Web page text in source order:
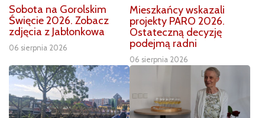
Sobota na Gorolskim
Święcie 2026. Zobacz
zdjęcia z Jabłonkowa
06 sierpnia 2026
Mieszkańcy wskazali
projekty PARO 2026.
Ostateczną decyzję
podejmą radni
06 sierpnia 2026